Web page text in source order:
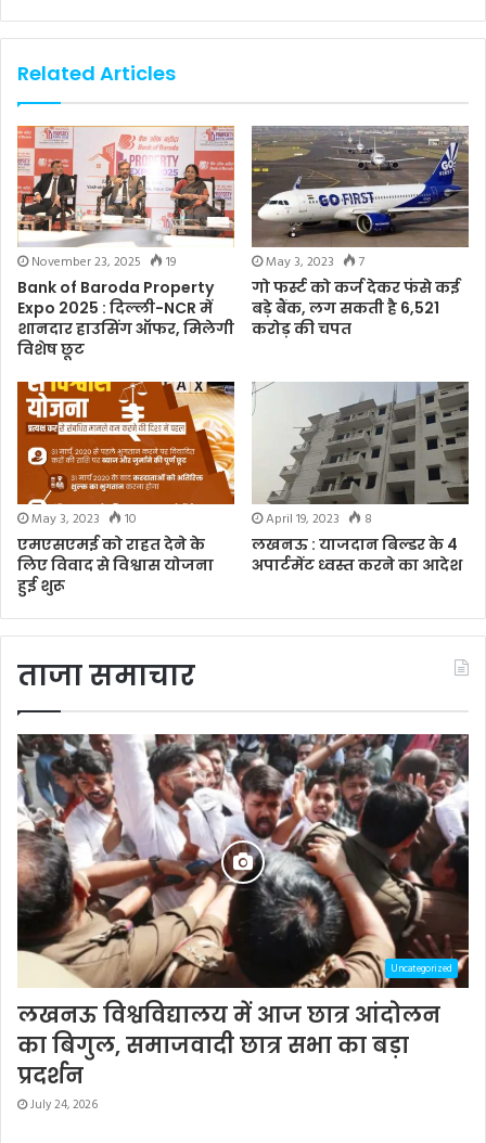
Related Articles
November 23, 2025
19
Bank of Baroda Property
Expo 2025 : दिल्ली-NCR में
शानदार हाउसिंग ऑफर, मिलेगी
विशेष छूट
May 3, 2023
7
गो फर्स्ट को कर्ज देकर फंसे कई
बड़े बैंक, लग सकती है 6,521
करोड़ की चपत
May 3, 2023
10
एमएसएमई को राहत देने के
लिए विवाद से विश्वास योजना
हुई शुरू
April 19, 2023
8
लखनऊ : याजदान बिल्डर के 4
अपार्टमेंट ध्वस्त करने का आदेश
ताजा समाचार
Uncategorized
लखनऊ विश्वविद्यालय में आज छात्र आंदोलन
का बिगुल, समाजवादी छात्र सभा का बड़ा
प्रदर्शन
July 24, 2026